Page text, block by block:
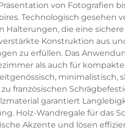
von Fotografien
Technologisch gesehen
die eine
Konstruktion aus
zu erfüllen. Das
als auch für
minimalistisch,
französischen
garantiert
Holz-Wandregale für das
Akzente und lösen